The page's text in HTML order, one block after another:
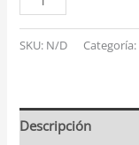
SKU: N/D Categoría:
Descripción